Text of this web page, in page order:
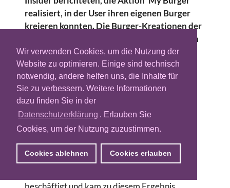
Wir verwenden Cookies, um die Nutzung der
Website zu optimieren. Einige sind technisch
notwendig, andere helfen uns, die Inhalte für
Sie zu verbessern. Weitere Informationen
dazu finden Sie in der
Datenschutzerklärung . Erlauben Sie
Cookies, um der Nutzung zuzustimmen.
Cookies ablehnen Cookies erlauben
realisiert, in der User ihren eigenen Burger
kreieren konnten. Die Burger-Kreationen der
fünf Finalisten werden jetzt nacheinander in
den Filialen der Fastfood Kette angeboten.
Nicht nur McDonalds, immer mehr
Unternehmen binden soziale Netzwerke in
ihre Werbekampagne ein.
Sogar jeder dritte Werbebanner erscheint
mittlerweile in Deutschland auf einer Social
Networking Seite. Eine Auswertung von
Comscore hat sich mit der wachsende
Bedeutung von Social Networking für das